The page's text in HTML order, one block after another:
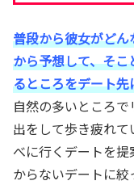
普段から彼女がど
から予想して、そ
るところをデート先
自然の多いところ
出をして歩き疲れ
べに行くデートを
からないデートに絞